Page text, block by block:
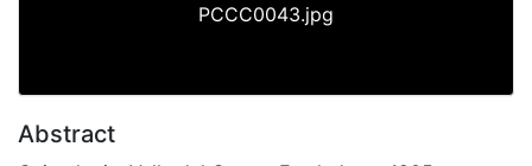
PCCC0043.jpg
Abstract